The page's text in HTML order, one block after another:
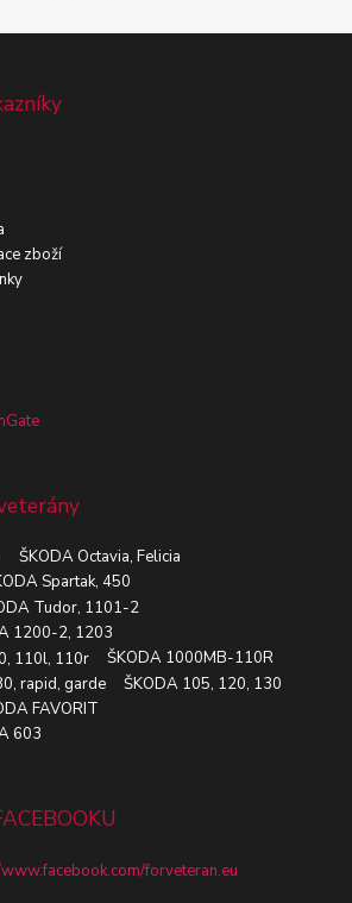
zboží
ŠKODA Octavia, Felicia
Spartak, 450
Tudor, 1101-2
1200-2, 1203
ŠKODA 1000MB-110R
ŠKODA 105, 120, 130
FAVORIT
603